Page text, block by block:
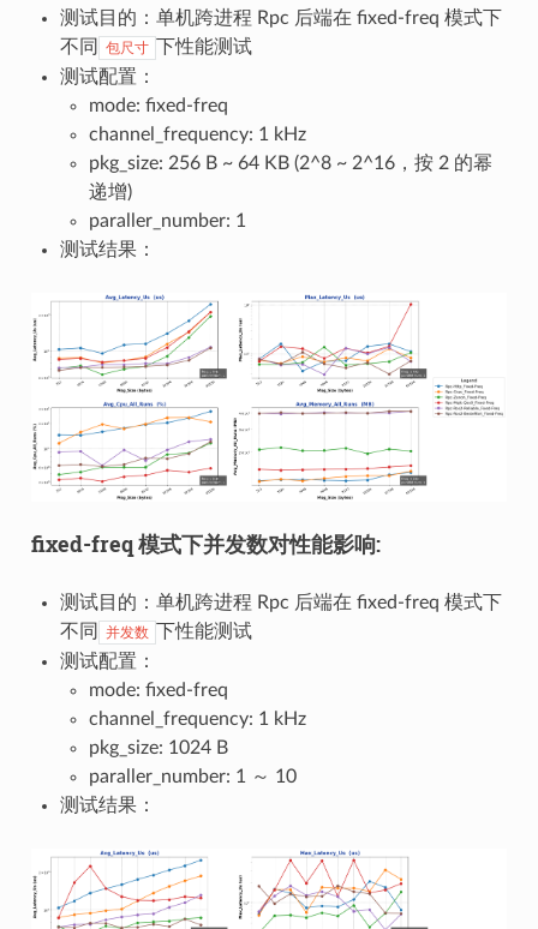
测试目的：单机跨进程 Rpc 后端在 fixed-freq 模式下
不同
包尺寸 下性能测试
测试配置：
mode: fixed-freq
channel_frequency: 1 kHz
pkg_size: 256 B ~ 64 KB (2^8 ~ 2^16，按 2 的幂
递增)
paraller_number: 1
测试结果：
fixed-freq 模式下并发数对性能影响:
测试目的：单机跨进程 Rpc 后端在 fixed-freq 模式下
不同
并发数
下性能测试
测试配置：
mode: fixed-freq
channel_frequency: 1 kHz
pkg_size: 1024 B
paraller_number: 1 ～ 10
测试结果：